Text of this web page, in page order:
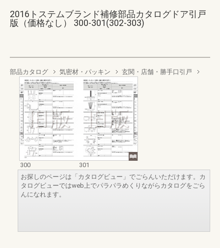
2016トステムブランド補修部品カタログドア引戸
版（価格なし） 300-301(302-303)
部品カタログ 気密材・パッキン 玄関・店舗・勝手口引戸
300
301
お探しのページは「カタログビュー」でごらんいただけます。カ
タログビューではweb上でパラパラめくりながらカタログをごら
んになれます。